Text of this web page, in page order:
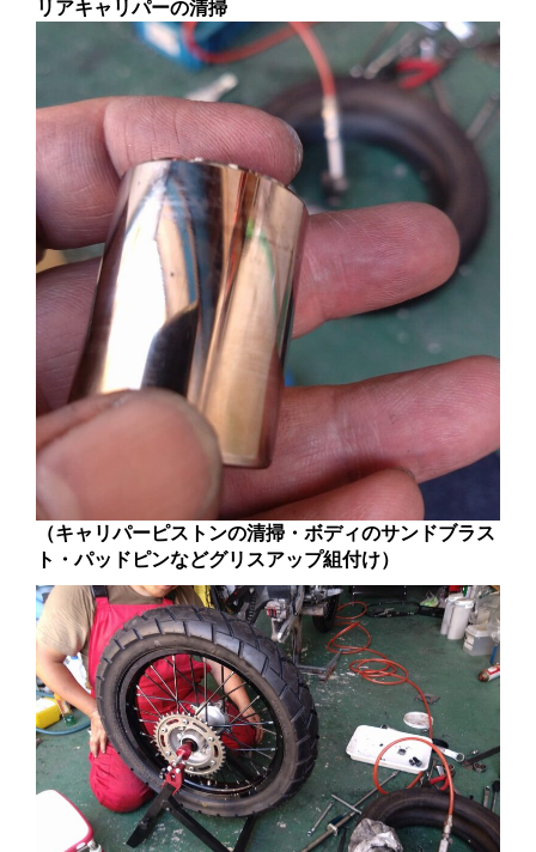
リアキャリパーの清掃
（キャリパーピストンの清掃・ボディのサンドブラス
ト・パッドピンなどグリスアップ組付け）